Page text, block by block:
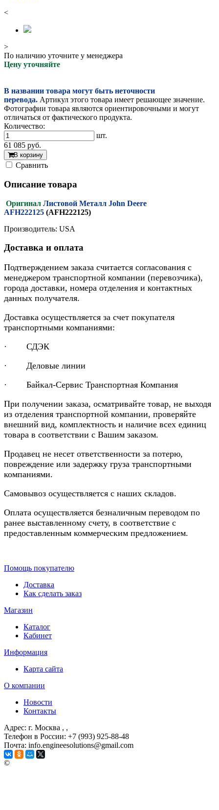
<
>
По наличию уточните у менеджера
Цену уточняйте
В названии товара могут быть неточности
перевода. Артикул этого товара имеет решающее значение.
Фотографии товара являются ориентировочными и могут
отличаться от фактического продукта.
Количество:
шт.
61 085 руб.
В корзину
Cравнить
Описание товара
Оригинал Листовой Металл John Deere
AFH222125 (AFH222125)
Производитель: USA
Доставка и оплата
Подтверждением заказа считается согласования с
менеджером транспортной компании (перевозчика),
города доставки, номера отделения и контактных
данных получателя.
Доставка осуществляется за счет покупателя
транспортными компаниями:
· СДЭК
· Деловые линии
· Байкал-Сервис Транспортная Компания
При получении заказа, осматривайте товар, не выходя
из отделения транспортной компании, проверяйте
внешний вид, комплектность и наличие всех единиц
товара в соответствии с Вашим заказом.
Продавец не несет ответственности за потерю,
повреждение или задержку груза транспортными
компаниями.
Самовывоз осуществляется с наших складов.
Оплата осуществляется безналичным переводом по
ранее выставленному счету, в соответствие с
предоставленным коммерческим предложением.
Помощь покупателю
Доставка
Как сделать заказ
Магазин
Каталог
Кабинет
Информация
Карта сайта
О компании
Новости
Контакты
Адрес: г. Москва , ,
Телефон в России: +7 (993) 925-88-48
Почта: info.engineesolutions@gmail.com
©